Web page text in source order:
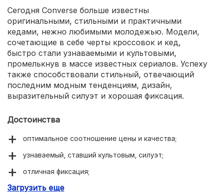
Сегодня Converse больше известны
оригинальными, стильными и практичными
кедами, нежно любимыми молодежью. Модели,
сочетающие в себе черты кроссовок и кед,
быстро стали узнаваемыми и культовыми,
промелькнув в массе известных сериалов. Успеху
также способствовали стильный, отвечающий
последним модным тенденциям, дизайн,
выразительный силуэт и хорошая фиксация.
Достоинства
оптимальное соотношение цены и качества;
узнаваемый, ставший культовым, силуэт;
отличная фиксация;
легкость и удобство в носке.
Загрузить еще